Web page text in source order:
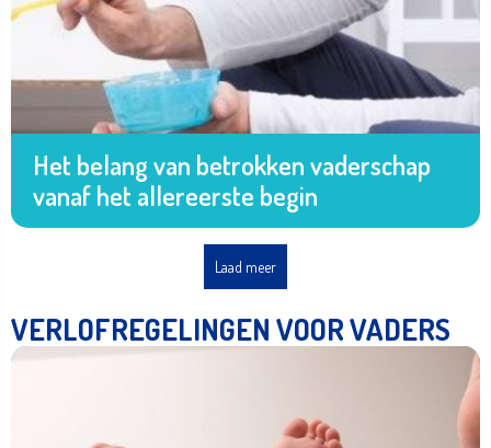
Het belang van betrokken vaderschap
vanaf het allereerste begin
Laad meer
VERLOFREGELINGEN VOOR VADERS